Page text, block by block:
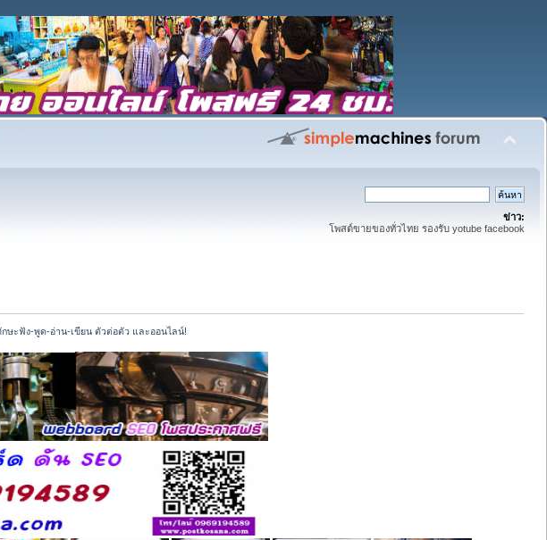
ข่าว:
โพสต์ขายของทั่วไทย รองรับ yotube facebook
ษะฟัง-พูด-อ่าน-เขียน ตัวต่อตัว และออนไลน์!